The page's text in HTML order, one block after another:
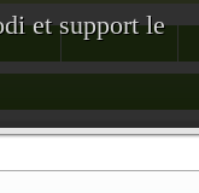
Support Us
et support le